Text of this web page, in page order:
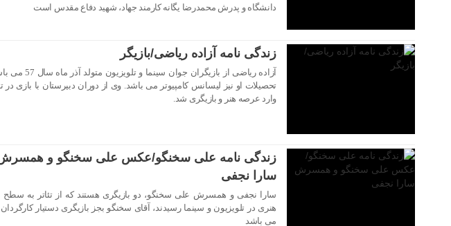
دانشگاه و پدرش محمدرضا یگانه کارمند جهاد، شهید دفاع مقدس است
زندگی نامه آزاده ریاضی/بازیگر
آزاده ریاضی از بازیگران جوان سینما و تلویزیون
تحصیلات او نیز لیسانس کامپیوتر می باشد. وی از دوران دبیرستان با بازی در
وارد عرصه هنر و بازیگری شد.
زندگی نامه علی سخنگو/عکس علی سخنگو و
سارا نجفی
سارا نجفی و همسرش علی سخنگو، دو بازیگری هستند که از تئاتر به سطح
هنری در تلویزیون و سینما رسیدند، آقای سخنگو بجز بازیگری دستیار کارگردان
می باشد